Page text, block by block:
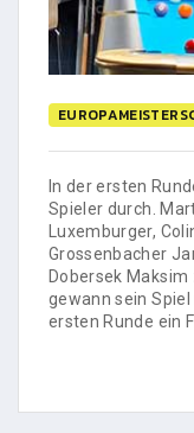
In der ersten
Spieler durch.
Luxemburger,
Grossenbacher
Dobersek
gewann sein
ersten Runde ein